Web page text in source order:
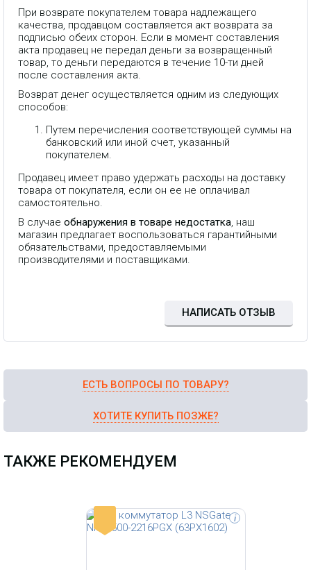
При возврате покупателем товара надлежащего
качества, продавцом составляется акт возврата за
подписью обеих сторон. Если в момент составления
акта продавец не передал деньги за возвращенный
товар, то деньги передаются в течение 10-ти дней
после составления акта.
Возврат денег осуществляется одним из следующих
способов:
Путем перечисления соответствующей суммы на
банковский или иной счет, указанный
покупателем.
Продавец имеет право удержать расходы на доставку
товара от покупателя, если он ее не оплачивал
самостоятельно.
В случае обнаружения в товаре недостатка , наш
магазин предлагает воспользоваться гарантийными
обязательствами, предоставляемыми
производителями и поставщиками.
НАПИСАТЬ ОТЗЫВ
ЕСТЬ ВОПРОСЫ ПО ТОВАРУ?
ХОТИТЕ КУПИТЬ ПОЗЖЕ?
ТАКЖЕ РЕКОМЕНДУЕМ
i
Коммутатор L2 Managed: 16
10/100/1000T PoE 30W + 2